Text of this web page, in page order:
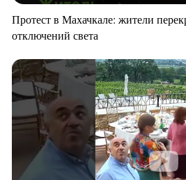
Протест в Махачкале: жители
отключений света